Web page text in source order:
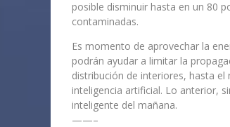
posible disminuir hasta en un 80
contaminadas.
Es momento de aprovechar la
podrán ayudar a limitar la
distribución de interiores, hasta
inteligencia artificial. Lo anterior,
inteligente del mañana.
——–